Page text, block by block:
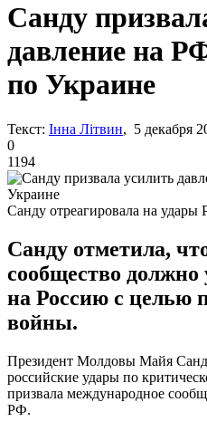
Санду
давление на
по Украине
Текст: Інна Літвин, 5 декабря
0
1194
Санду отреагировала на
Санду отметила,
сообщество должно
на Россию с целью
войны.
Президент Молдовы Майя
российские удары по
призвала международное
РФ.